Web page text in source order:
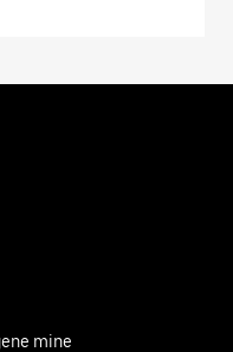
mine